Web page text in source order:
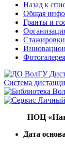
Назад к
Общая
Гранты и
Фотогалерея
Система
НОЦ
Дата